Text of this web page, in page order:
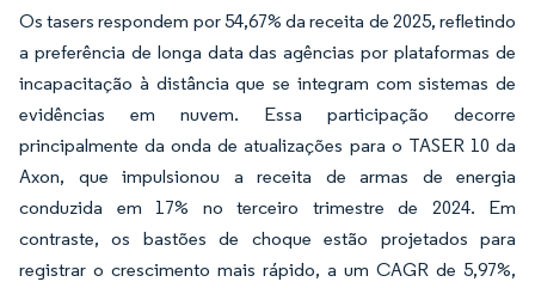
Os tasers respondem por 54,67% da receita de 2025, refletindo
a preferência de longa data das agências por plataformas de
incapacitação à distância que se integram com sistemas de
evidências em nuvem. Essa participação decorre
principalmente da onda de atualizações para o TASER 10 da
Axon, que impulsionou a receita de armas de energia
conduzida em 17% no terceiro trimestre de 2024. Em
contraste, os bastões de choque estão projetados para
registrar o crescimento mais rápido, a um CAGR de 5,97%,